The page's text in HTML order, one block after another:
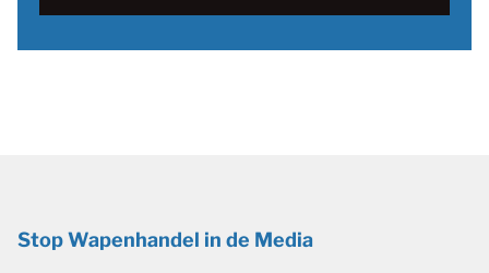
Stop Wapenhandel in de Media